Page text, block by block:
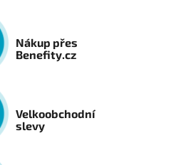
Nákup přes
Benefity.cz
Velkoobchodní
slevy